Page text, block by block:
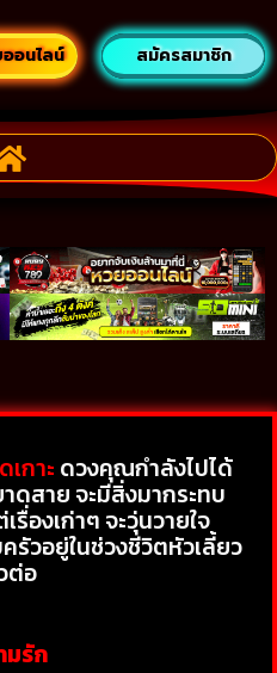
อนไลน์ สมัครสมาชิก
กาะ ดวงคุณกำลังไปได้
ดสาย จะมีสิ่งมากระทบ
องเก่าๆ จะวุ่นวายใจ
รัวอยู่ในช่วงชีวิตหัวเลี้ยว
ต่อ
มรัก